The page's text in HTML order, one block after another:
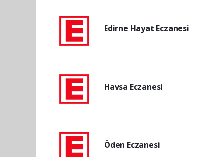
Edirne Hayat Eczanesi
Havsa Eczanesi
Öden Eczanesi